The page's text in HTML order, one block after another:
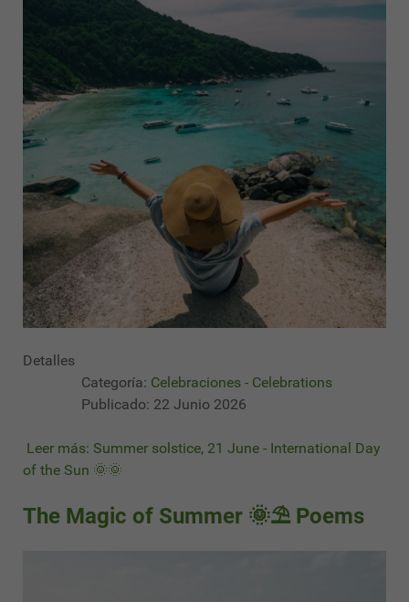
Detalles
Categoría: Celebraciones - Celebrations
Publicado: 22 Junio 2026
Leer más: Summer solstice, 21 June - International Day
of the Sun 🌞🌞
The Magic of Summer 🌞⛱ Poems